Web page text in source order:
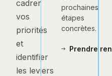
cadrer
vos
priorités
et
identifier
les leviers
prochaines
étapes
concrètes.
Prendre